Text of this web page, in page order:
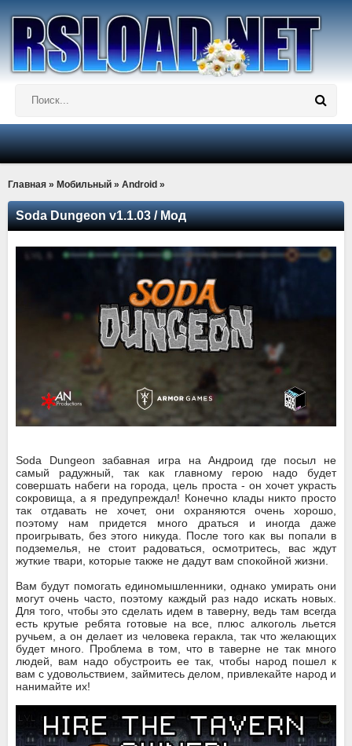
Главная » Мобильный » Android »
Soda Dungeon v1.1.03 / Мод
Soda Dungeon забавная игра на Андроид где посыл не
самый радужный, так как главному герою надо будет
совершать набеги на города, цель проста - он хочет украсть
сокровища, а я предупреждал! Конечно клады никто просто
так отдавать не хочет, они охраняются очень хорошо,
поэтому нам придется много драться и иногда даже
проигрывать, без этого никуда. После того как вы попали в
подземелья, не стоит радоваться, осмотритесь, вас ждут
жуткие твари, которые также не дадут вам спокойной жизни.
Вам будут помогать единомышленники, однако умирать они
могут очень часто, поэтому каждый раз надо искать новых.
Для того, чтобы это сделать идем в таверну, ведь там всегда
есть крутые ребята готовые на все, плюс алкоголь льется
ручьем, а он делает из человека геракла, так что желающих
будет много. Проблема в том, что в таверне не так много
людей, вам надо обустроить ее так, чтобы народ пошел к
вам с удовольствием, займитесь делом, привлекайте народ и
нанимайте их!